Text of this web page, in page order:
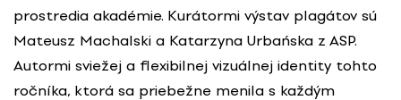
prostredia akadémie. Kurátormi výstav plagátov sú
Mateusz Machalski a Katarzyna Urbańska z ASP.
Autormi sviežej a flexibilnej vizuálnej identity tohto
ročníka, ktorá sa priebežne menila s každým